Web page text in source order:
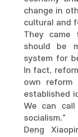
change in
cultural and
They came
should be
system for
In fact,
own reform
established
We can
socialism."
Deng